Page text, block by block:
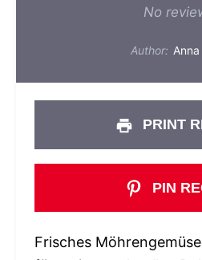
Star
No
Author:
PRINT
PIN
Frisches